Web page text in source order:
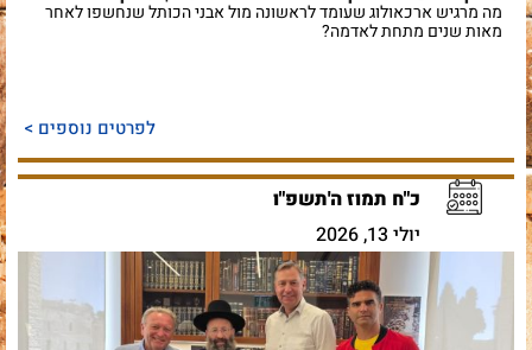
מה מרגיש ארכאולוג שעומד לראשונה מול אבני הכותל שנחשפו לאחר
מאות שנים מתחת לאדמה?
לפרטים נוספים >
כ"ח תמוז ה'תשפ"ו
יולי 13, 2026